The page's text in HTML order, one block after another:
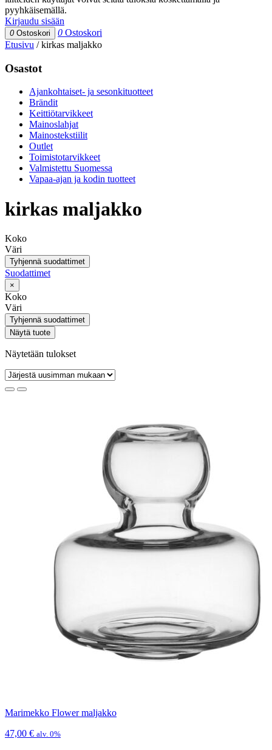
pyyhkäisemällä.
Kirjaudu sisään
0 Ostoskori 0 Ostoskori
Etusivu /kirkas maljakko
Osastot
Ajankohtaiset- ja sesonkituotteet
Brändit
Keittiötarvikkeet
Mainoslahjat
Mainostekstiilit
Outlet
Toimistotarvikkeet
Valmistettu Suomessa
Vapaa-ajan ja kodin tuotteet
kirkas maljakko
Koko
Väri
Tyhjennä suodattimet
Suodattimet
×
Koko
Väri
Tyhjennä suodattimet
Näytä tuote
Näytetään tulokset
Marimekko Flower maljakko
47,00 € alv. 0%